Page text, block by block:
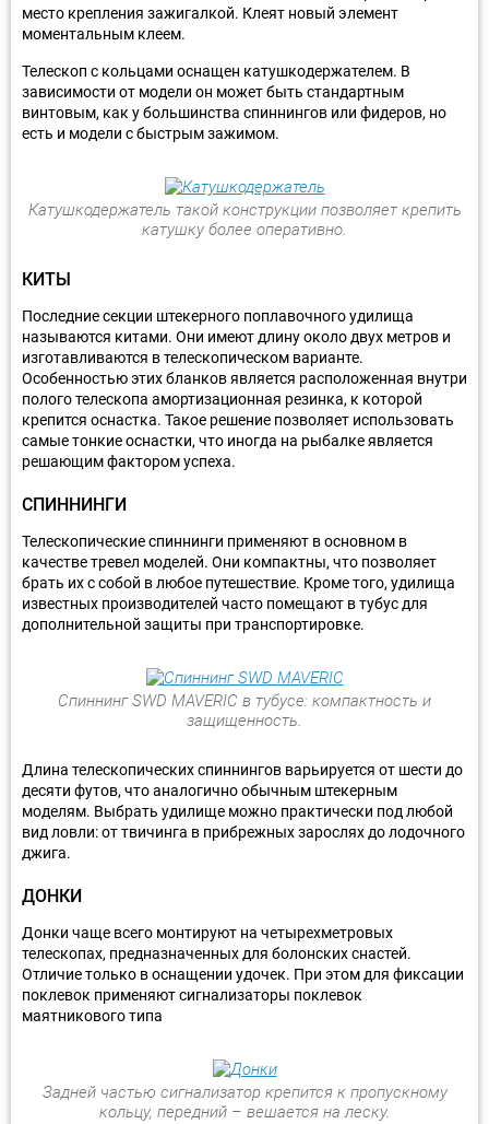
место крепления зажигалкой. Клеят новый элемент
моментальным клеем.
Телескоп с кольцами оснащен катушкодержателем. В
зависимости от модели он может быть стандартным
винтовым, как у большинства спиннингов или фидеров, но
есть и модели с быстрым зажимом.
Катушкодержатель такой конструкции позволяет крепить
катушку более оперативно.
КИТЫ
Последние секции штекерного поплавочного удилища
называются китами. Они имеют длину около двух метров и
изготавливаются в телескопическом варианте.
Особенностью этих бланков является расположенная внутри
полого телескопа амортизационная резинка, к которой
крепится оснастка. Такое решение позволяет использовать
самые тонкие оснастки, что иногда на рыбалке является
решающим фактором успеха.
СПИННИНГИ
Телескопические спиннинги применяют в основном в
качестве тревел моделей. Они компактны, что позволяет
брать их с собой в любое путешествие. Кроме того, удилища
известных производителей часто помещают в тубус для
дополнительной защиты при транспортировке.
Спиннинг SWD MAVERIC в тубусе: компактность и
защищенность.
Длина телескопических спиннингов варьируется от шести до
десяти футов, что аналогично обычным штекерным
моделям. Выбрать удилище можно практически под любой
вид ловли: от твичинга в прибрежных зарослях до лодочного
джига.
ДОНКИ
Донки чаще всего монтируют на четырехметровых
телескопах, предназначенных для болонских снастей.
Отличие только в оснащении удочек. При этом для фиксации
поклевок применяют сигнализаторы поклевок
маятникового типа
Задней частью сигнализатор крепится к пропускному
кольцу, передний – вешается на леску.